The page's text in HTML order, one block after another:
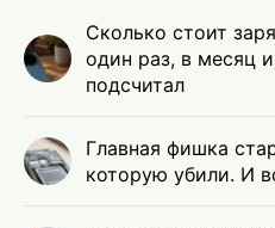
Сколько стоит
один раз, в месяц
подсчитал
Главная фишка
которую убили. И